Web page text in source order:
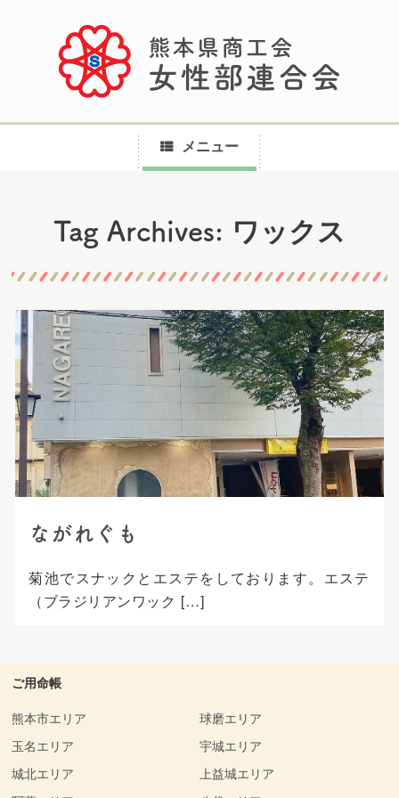
メニュー
ン
へ
ス
キ
ッ
プ
Tag Archives: ワックス
ながれぐも
菊池でスナックとエステをしております。エステ
（ブラジリアンワック […]
ご用命帳
熊本市エリア
玉名エリア
城北エリア
球磨エリア
宇城エリア
上益城エリア